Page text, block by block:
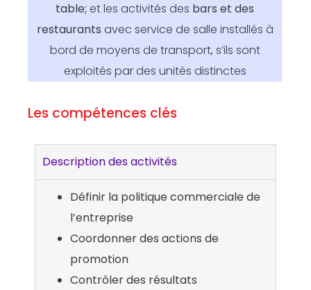
table;et les activités des bars et des
restaurants avec service de salle installés à
bord de moyens de transport, s’ils sont
exploités par des unités distinctes
Les compétences clés
Description des activités
Définir la politique commerciale de
l’entreprise
Coordonner des actions de
promotion
Contrôler des résultats